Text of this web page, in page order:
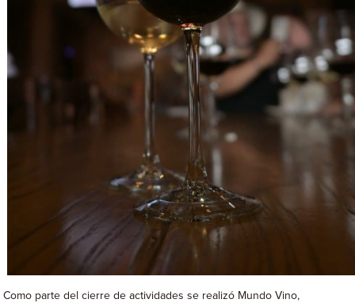
Como parte del cierre de actividades se realizó Mundo Vino,